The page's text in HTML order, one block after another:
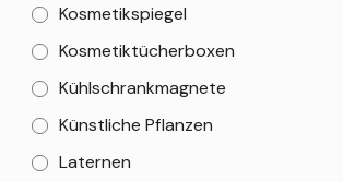
Kosmetikspiegel
Kosmetiktücherboxen
Kühlschrankmagnete
Künstliche Pflanzen
Laternen